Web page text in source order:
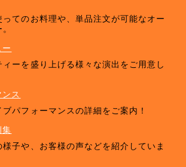
てのお料理や、単品注文が可能なオー
。
ーを盛り上げる様々な演出をご用意し
ス
パフォーマンスの詳細をご案内！
子や、お客様の声などを紹介していま